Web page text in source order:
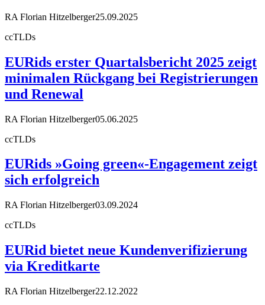
RA Florian Hitzelberger25.09.2025
ccTLDs
EURids erster Quartalsbericht 2025 zeigt
minimalen Rückgang bei Registrierungen
und Renewal
RA Florian Hitzelberger05.06.2025
ccTLDs
EURids »Going green«-Engagement zeigt
sich erfolgreich
RA Florian Hitzelberger03.09.2024
ccTLDs
EURid bietet neue Kundenverifizierung
via Kreditkarte
RA Florian Hitzelberger22.12.2022